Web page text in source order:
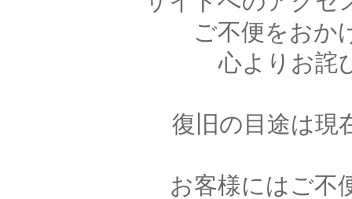
ご不便をおか
心よりお詫
復旧の目途は現
お客様にはご不